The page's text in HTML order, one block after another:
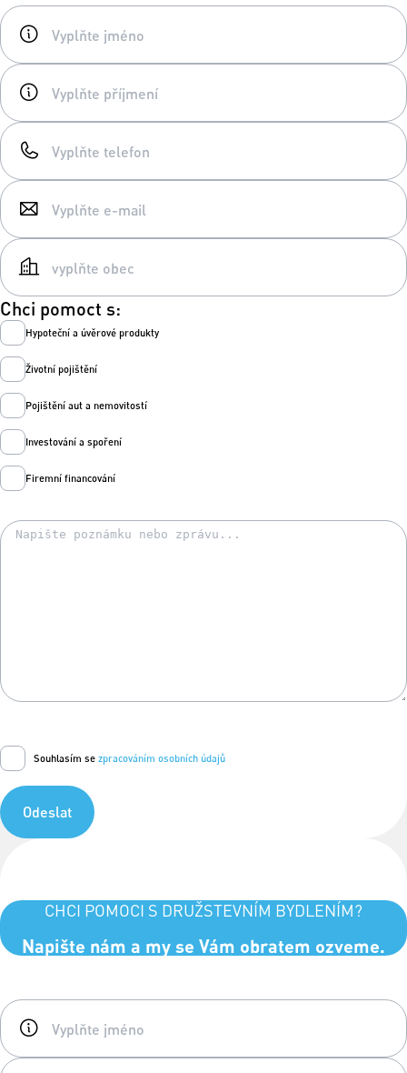
Chci pomoct s:
Hypoteční a úvěrové produkty
Životní pojištění
Pojištění aut a nemovitostí
Investování a spoření
Firemní financování
Souhlasím se zpracováním osobních údajů
Odeslat
CHCI POMOCI S DRUŽSTEVNÍM BYDLENÍM?
Napište nám a my se Vám obratem ozveme.